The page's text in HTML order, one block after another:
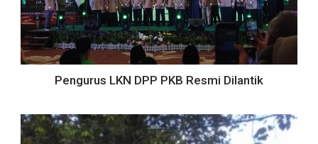
Pengurus LKN DPP PKB Resmi Dilantik